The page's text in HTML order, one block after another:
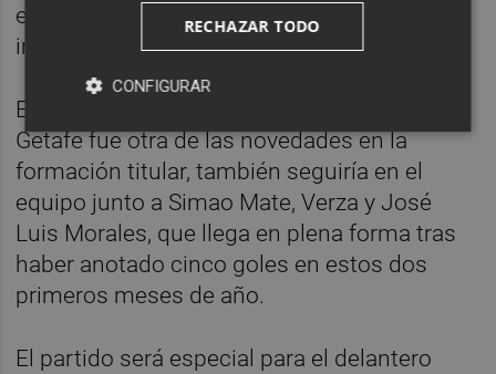
el Levantedesde que llegó en el mercado de
invierno.
El centrocampista Joan Verdú, que ante el
Getafe fue otra de las novedades en la
formación titular, también seguiría en el
equipo junto a Simao Mate, Verza y José
Luis Morales, que llega en plena forma tras
haber anotado cinco goles en estos dos
primeros meses de año.
El partido será especial para el delantero
RECHAZAR TODO
CONFIGURAR